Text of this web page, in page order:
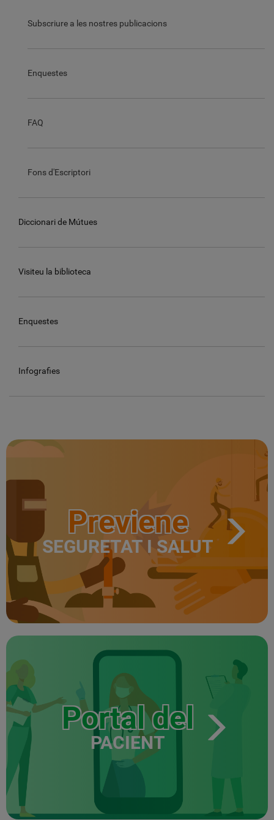
Subscriure a les nostres publicacions
Enquestes
FAQ
Fons d'Escriptori
Diccionari de Mútues
Visiteu la biblioteca
Enquestes
Infografies
Previene
SEGURETAT I SALUT
Portal del
PACIENT